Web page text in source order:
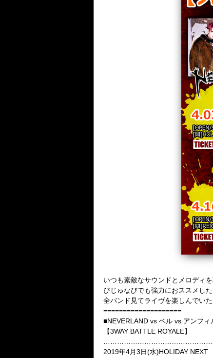
いつも素敵なサウンドとメロディ
びじゅなびでも強力におススメし
全バンド見てライヴを楽しんでい
====================
■NEVERLAND vs ベル vs アンフィ
【3WAY BATTLE ROYALE】
2019年4月3日(水)HOLIDAY NEXT